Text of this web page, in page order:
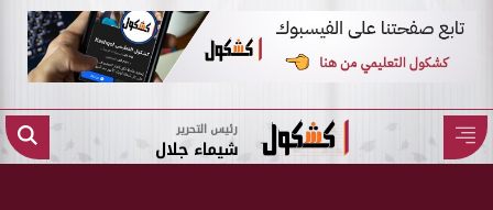
رئيس التحرير
شيماء جلال